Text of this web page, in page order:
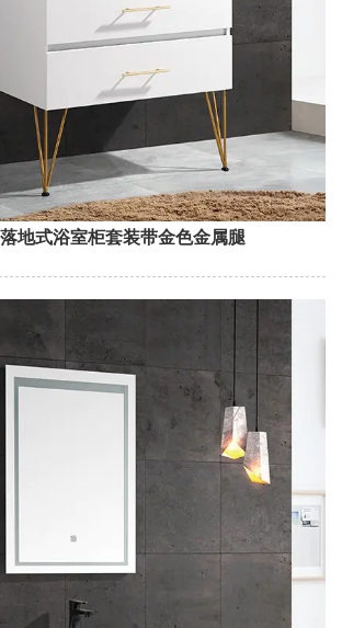
地式浴室柜套装带金色金属腿